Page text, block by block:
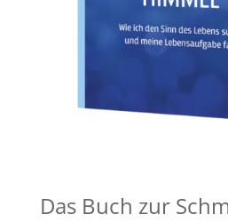
Das Buch zur